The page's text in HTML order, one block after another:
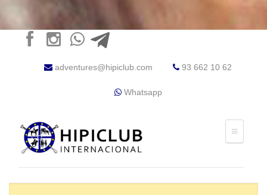
adventures@hipiclub.com 93 662 10 62
Whatsapp